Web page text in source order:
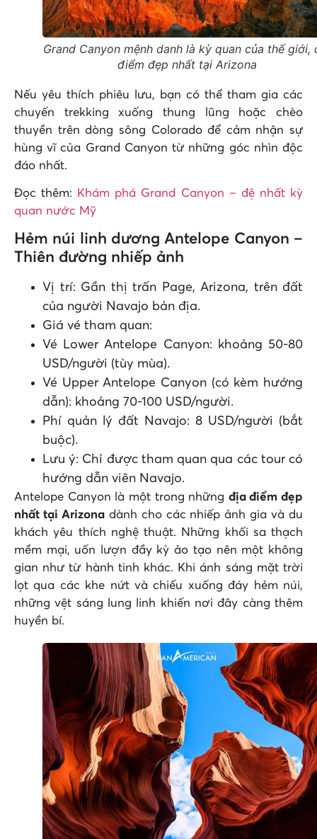
Grand Canyon mệnh danh là kỳ quan của thế giới,
điểm đẹp nhất tại Arizona
Nếu yêu thích phiêu lưu, bạn có thể tham gia các
chuyến trekking xuống thung lũng hoặc chèo
thuyền trên dòng sông Colorado để cảm nhận sự
hùng vĩ của Grand Canyon từ những góc nhìn độc
đáo nhất.
Đọc thêm:
Khám phá Grand Canyon – đệ nhất kỳ
quan nước Mỹ
Hẻm núi linh dương Antelope Canyon –
Thiên đường nhiếp ảnh
Vị trí: Gần thị trấn Page, Arizona, trên đất
của người Navajo bản địa.
Giá vé tham quan:
Vé Lower Antelope Canyon: khoảng 50-80
USD/người (tùy mùa).
Vé Upper Antelope Canyon (có kèm hướng
dẫn): khoảng 70-100 USD/người.
Phí quản lý đất Navajo: 8 USD/người (bắt
buộc).
Lưu ý: Chỉ được tham quan qua các tour có
hướng dẫn viên Navajo.
Antelope Canyon là một trong những địa điểm đẹp
nhất tại Arizonadành cho các nhiếp ảnh gia và du
khách yêu thích nghệ thuật. Những khối sa thạch
mềm mại, uốn lượn đầy kỳ ảo tạo nên một không
gian như từ hành tinh khác. Khi ánh sáng mặt trời
lọt qua các khe nứt và chiếu xuống đáy hẻm núi,
những vệt sáng lung linh khiến nơi đây càng thêm
huyền bí.